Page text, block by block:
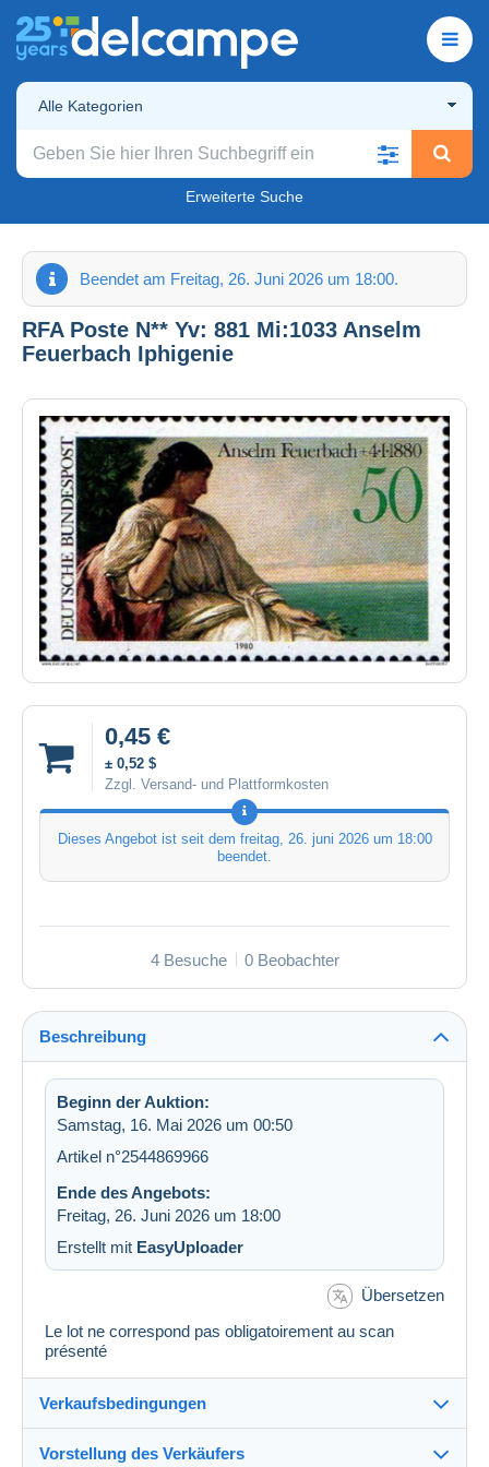
Alle Kategorien
Erweiterte Suche
Beendet am Freitag, 26. Juni 2026 um 18:00.
RFA Poste N** Yv: 881 Mi:1033 Anselm
Feuerbach Iphigenie
0,45 €
± 0,52 $
Zzgl. Versand- und Plattformkosten
Dieses Angebot ist seit dem freitag, 26. juni 2026 um 18:00
beendet.
4 Besuche 0 Beobachter
Beschreibung
Beginn der Auktion:
Samstag, 16. Mai 2026 um 00:50
Artikel n°2544869966
Ende des Angebots:
Freitag, 26. Juni 2026 um 18:00
Erstellt mit EasyUploader
Übersetzen
Le lot ne correspond pas obligatoirement au scan
présenté
Verkaufsbedingungen
Vorstellung des Verkäufers